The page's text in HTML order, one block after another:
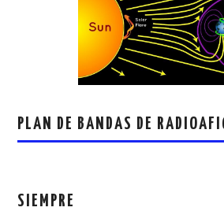
PLAN DE BANDAS DE
SIEMPRE